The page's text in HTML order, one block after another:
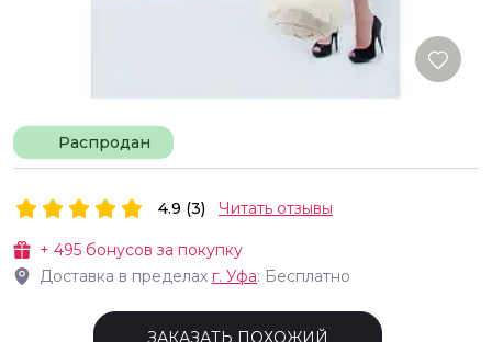
Распродан
+ 495 бонусов за покупку
Доставка в пределах г. Уфа: Бесплатно
4.9 (3) Читать отзывы
ЗАКАЗАТЬ ПОХОЖИЙ